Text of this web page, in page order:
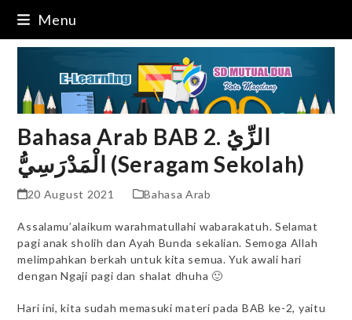
content
Menu
Bahasa Arab BAB 2. الزِّيُ
الْمَدْرَسِيُّ (Seragam Sekolah)
20 August 2021 Bahasa Arab
Assalamu’alaikum warahmatullahi wabarakatuh. Selamat
pagi anak sholih dan Ayah Bunda sekalian. Semoga Allah
melimpahkan berkah untuk kita semua. Yuk awali hari
dengan Ngaji pagi dan shalat dhuha 🙂
Hari ini, kita sudah memasuki materi pada BAB ke-2, yaitu